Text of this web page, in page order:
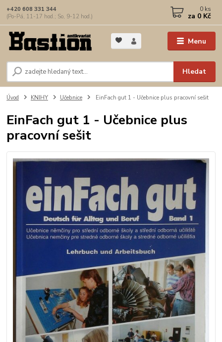
Menu
Hledat
+420 608 331 344
(Po-Pá, 11-17 hod.; So, 9-12 hod.)
0 ks
za 0 Kč
Úvod KNIHY Učebnice EinFach gut 1 - Učebnice plus pracovní sešit
EinFach gut 1 - Učebnice plus
pracovní sešit